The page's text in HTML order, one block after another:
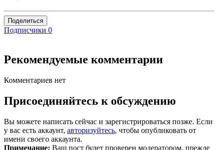
Поделиться
Подписчики 0
Рекомендуемые комментарии
Комментариев нет
Присоединяйтесь к обсуждению
Вы можете написать сейчас и зарегистрироваться позже. Если
у вас есть аккаунт, авторизуйтесь, чтобы опубликовать от
имени своего аккаунта.
Примечание: Ваш пост будет проверен модератором, прежде